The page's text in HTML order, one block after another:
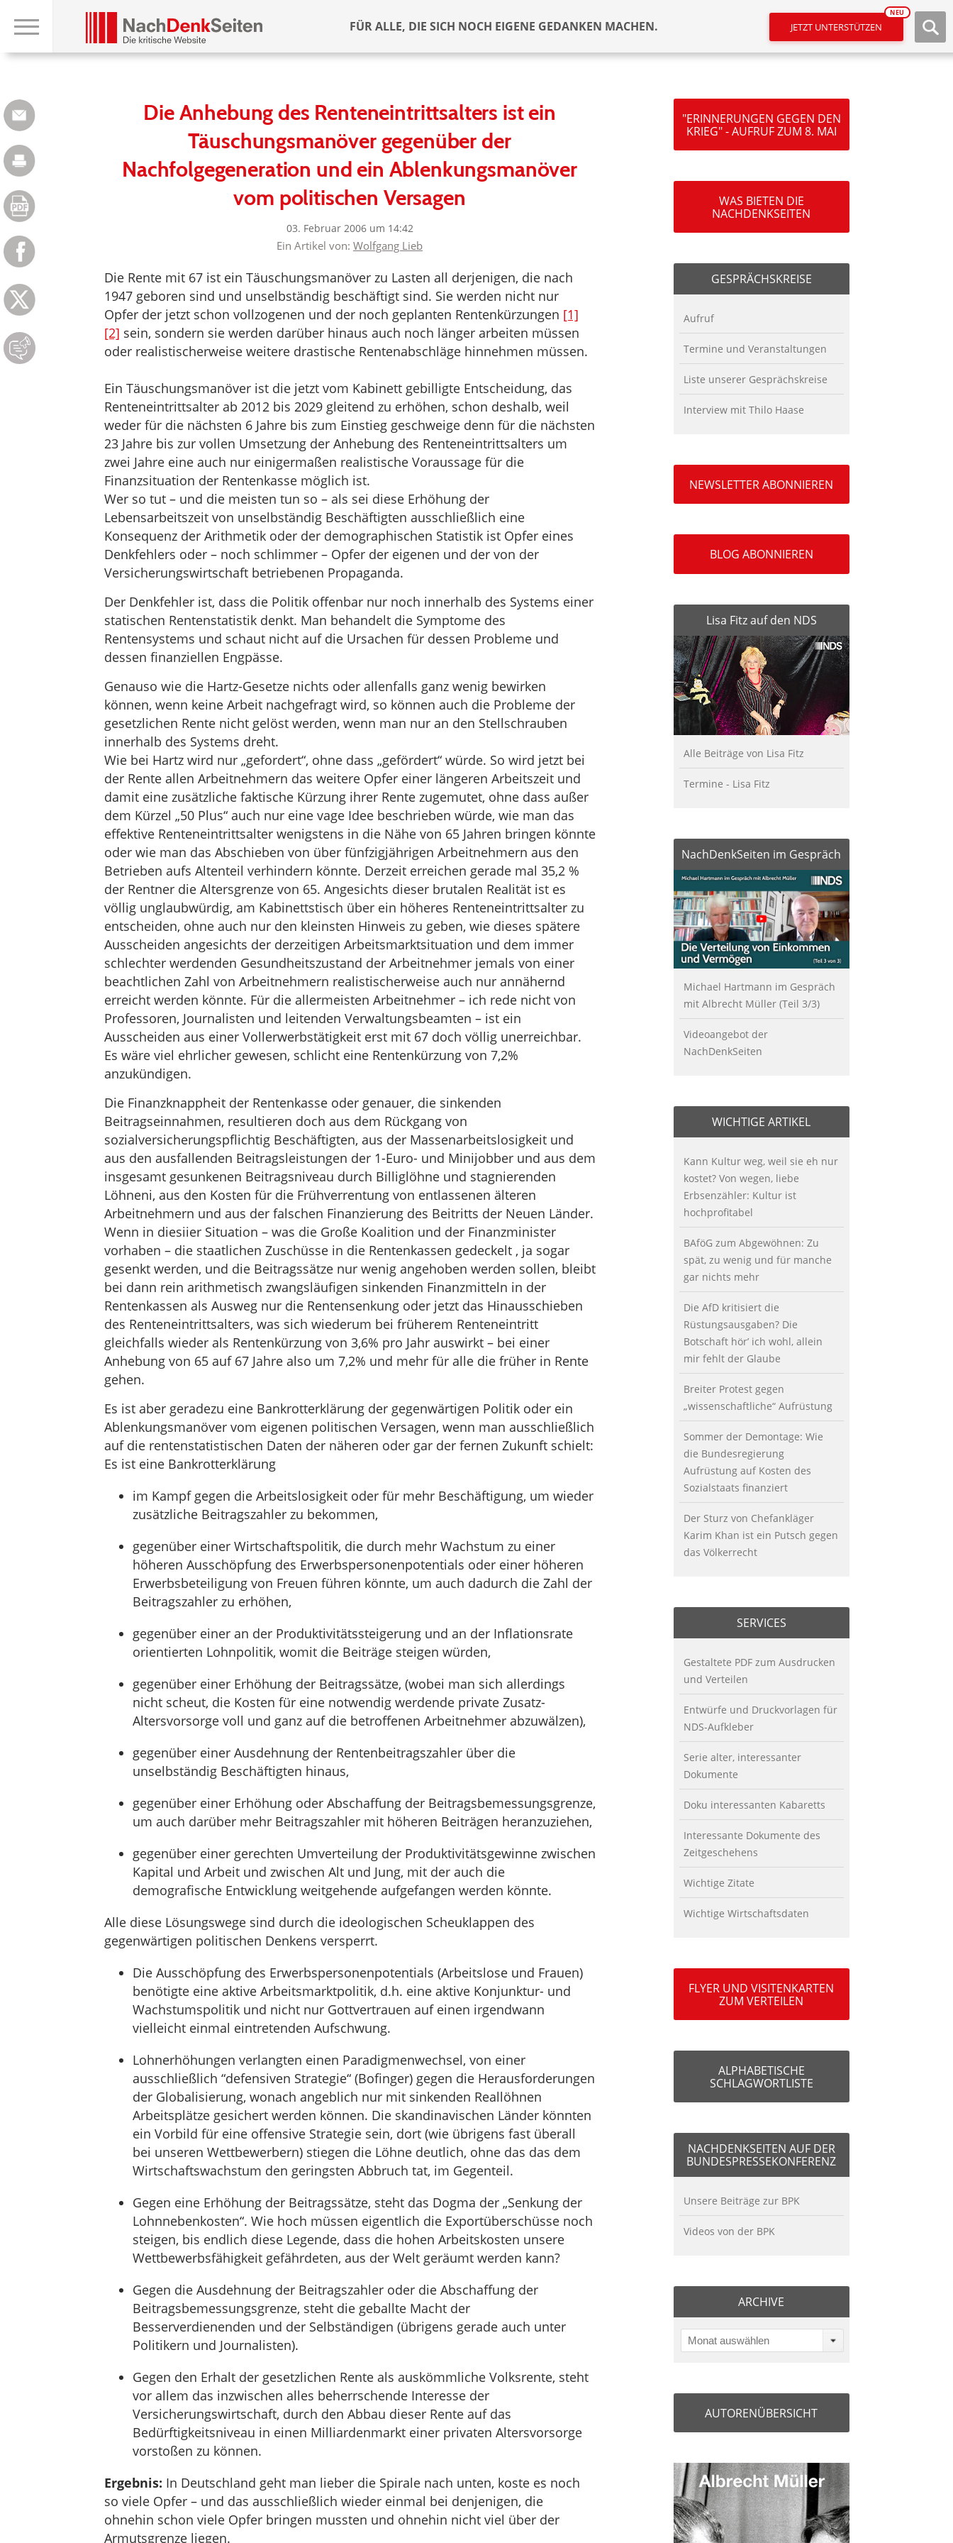
FÜR ALLE, DIE SICH NOCH EIGENE GEDANKEN MACHEN. JETZT UNTERSTÜTZEN
NEU
Die Anhebung des Renteneintrittsalters ist ein
Täuschungsmanöver gegenüber der
Nachfolgegeneration und ein Ablenkungsmanöver
vom politischen Versagen
03. Februar 2006 um 14:42
Ein Artikel von: Wolfgang Lieb
Die Rente mit 67 ist ein Täuschungsmanöver zu Lasten all derjenigen, die nach
1947 geboren sind und unselbständig beschäftigt sind. Sie werden nicht nur
Opfer der jetzt schon vollzogenen und der noch geplanten Rentenkürzungen [1]
[2] sein, sondern sie werden darüber hinaus auch noch länger arbeiten müssen
oder realistischerweise weitere drastische Rentenabschläge hinnehmen müssen.
Ein Täuschungsmanöver ist die jetzt vom Kabinett gebilligte Entscheidung, das
Renteneintrittsalter ab 2012 bis 2029 gleitend zu erhöhen, schon deshalb, weil
weder für die nächsten 6 Jahre bis zum Einstieg geschweige denn für die nächsten
23 Jahre bis zur vollen Umsetzung der Anhebung des Renteneintrittsalters um
zwei Jahre eine auch nur einigermaßen realistische Voraussage für die
Finanzsituation der Rentenkasse möglich ist.
Wer so tut – und die meisten tun so – als sei diese Erhöhung der
Lebensarbeitszeit von unselbständig Beschäftigten ausschließlich eine
Konsequenz der Arithmetik oder der demographischen Statistik ist Opfer eines
Denkfehlers oder – noch schlimmer – Opfer der eigenen und der von der
Versicherungswirtschaft betriebenen Propaganda.
Der Denkfehler ist, dass die Politik offenbar nur noch innerhalb des Systems einer
statischen Rentenstatistik denkt. Man behandelt die Symptome des
Rentensystems und schaut nicht auf die Ursachen für dessen Probleme und
dessen finanziellen Engpässe.
Genauso wie die Hartz-Gesetze nichts oder allenfalls ganz wenig bewirken
können, wenn keine Arbeit nachgefragt wird, so können auch die Probleme der
gesetzlichen Rente nicht gelöst werden, wenn man nur an den Stellschrauben
innerhalb des Systems dreht.
Wie bei Hartz wird nur „gefordert“, ohne dass „gefördert“ würde. So wird jetzt bei
der Rente allen Arbeitnehmern das weitere Opfer einer längeren Arbeitszeit und
damit eine zusätzliche faktische Kürzung ihrer Rente zugemutet, ohne dass außer
dem Kürzel „50 Plus“ auch nur eine vage Idee beschrieben würde, wie man das
effektive Renteneintrittsalter wenigstens in die Nähe von 65 Jahren bringen könnte
oder wie man das Abschieben von über fünfzigjährigen Arbeitnehmern aus den
Betrieben aufs Altenteil verhindern könnte. Derzeit erreichen gerade mal 35,2 %
der Rentner die Altersgrenze von 65. Angesichts dieser brutalen Realität ist es
völlig unglaubwürdig, am Kabinettstisch über ein höheres Renteneintrittsalter zu
entscheiden, ohne auch nur den kleinsten Hinweis zu geben, wie dieses spätere
Ausscheiden angesichts der derzeitigen Arbeitsmarktsituation und dem immer
schlechter werdenden Gesundheitszustand der Arbeitnehmer jemals von einer
beachtlichen Zahl von Arbeitnehmern realistischerweise auch nur annähernd
erreicht werden könnte. Für die allermeisten Arbeitnehmer – ich rede nicht von
Professoren, Journalisten und leitenden Verwaltungsbeamten – ist ein
Ausscheiden aus einer Vollerwerbstätigkeit erst mit 67 doch völlig unerreichbar.
Es wäre viel ehrlicher gewesen, schlicht eine Rentenkürzung von 7,2%
anzukündigen.
Die Finanzknappheit der Rentenkasse oder genauer, die sinkenden
Beitragseinnahmen, resultieren doch aus dem Rückgang von
sozialversicherungspflichtig Beschäftigten, aus der Massenarbeitslosigkeit und
aus den ausfallenden Beitragsleistungen der 1-Euro- und Minijobber und aus dem
insgesamt gesunkenen Beitragsniveau durch Billiglöhne und stagnierenden
Löhneni, aus den Kosten für die Frühverrentung von entlassenen älteren
Arbeitnehmern und aus der falschen Finanzierung des Beitritts der Neuen Länder.
Wenn in diesiier Situation – was die Große Koalition und der Finanzminister
vorhaben – die staatlichen Zuschüsse in die Rentenkassen gedeckelt , ja sogar
gesenkt werden, und die Beitragssätze nur wenig angehoben werden sollen, bleibt
bei dann rein arithmetisch zwangsläufigen sinkenden Finanzmitteln in der
Rentenkassen als Ausweg nur die Rentensenkung oder jetzt das Hinausschieben
des Renteneintrittsalters, was sich wiederum bei früherem Renteneintritt
gleichfalls wieder als Rentenkürzung von 3,6% pro Jahr auswirkt – bei einer
Anhebung von 65 auf 67 Jahre also um 7,2% und mehr für alle die früher in Rente
gehen.
Es ist aber geradezu eine Bankrotterklärung der gegenwärtigen Politik oder ein
Ablenkungsmanöver vom eigenen politischen Versagen, wenn man ausschließlich
auf die rentenstatistischen Daten der näheren oder gar der fernen Zukunft schielt:
Es ist eine Bankrotterklärung
im Kampf gegen die Arbeitslosigkeit oder für mehr Beschäftigung, um wieder
zusätzliche Beitragszahler zu bekommen,
gegenüber einer Wirtschaftspolitik, die durch mehr Wachstum zu einer
höheren Ausschöpfung des Erwerbspersonenpotentials oder einer höheren
Erwerbsbeteiligung von Freuen führen könnte, um auch dadurch die Zahl der
Beitragszahler zu erhöhen,
gegenüber einer an der Produktivitätssteigerung und an der Inflationsrate
orientierten Lohnpolitik, womit die Beiträge steigen würden,
gegenüber einer Erhöhung der Beitragssätze, (wobei man sich allerdings
nicht scheut, die Kosten für eine notwendig werdende private Zusatz-
Altersvorsorge voll und ganz auf die betroffenen Arbeitnehmer abzuwälzen),
gegenüber einer Ausdehnung der Rentenbeitragszahler über die
unselbständig Beschäftigten hinaus,
gegenüber einer Erhöhung oder Abschaffung der Beitragsbemessungsgrenze,
um auch darüber mehr Beitragszahler mit höheren Beiträgen heranzuziehen,
gegenüber einer gerechten Umverteilung der Produktivitätsgewinne zwischen
Kapital und Arbeit und zwischen Alt und Jung, mit der auch die
demografische Entwicklung weitgehende aufgefangen werden könnte.
Alle diese Lösungswege sind durch die ideologischen Scheuklappen des
gegenwärtigen politischen Denkens versperrt.
Die Ausschöpfung des Erwerbspersonenpotentials (Arbeitslose und Frauen)
benötigte eine aktive Arbeitsmarktpolitik, d.h. eine aktive Konjunktur- und
Wachstumspolitik und nicht nur Gottvertrauen auf einen irgendwann
vielleicht einmal eintretenden Aufschwung.
Lohnerhöhungen verlangten einen Paradigmenwechsel, von einer
ausschließlich “defensiven Strategie“ (Bofinger) gegen die Herausforderungen
der Globalisierung, wonach angeblich nur mit sinkenden Reallöhnen
Arbeitsplätze gesichert werden können. Die skandinavischen Länder könnten
ein Vorbild für eine offensive Strategie sein, dort (wie übrigens fast überall
bei unseren Wettbewerbern) stiegen die Löhne deutlich, ohne das das dem
Wirtschaftswachstum den geringsten Abbruch tat, im Gegenteil.
Gegen eine Erhöhung der Beitragssätze, steht das Dogma der „Senkung der
Lohnnebenkosten“. Wie hoch müssen eigentlich die Exportüberschüsse noch
steigen, bis endlich diese Legende, dass die hohen Arbeitskosten unsere
Wettbewerbsfähigkeit gefährdeten, aus der Welt geräumt werden kann?
Gegen die Ausdehnung der Beitragszahler oder die Abschaffung der
Beitragsbemessungsgrenze, steht die geballte Macht der
Besserverdienenden und der Selbständigen (übrigens gerade auch unter
Politikern und Journalisten).
Gegen den Erhalt der gesetzlichen Rente als auskömmliche Volksrente, steht
vor allem das inzwischen alles beherrschende Interesse der
Versicherungswirtschaft, durch den Abbau dieser Rente auf das
Bedürftigkeitsniveau in einen Milliardenmarkt einer privaten Altersvorsorge
vorstoßen zu können.
Ergebnis: In Deutschland geht man lieber die Spirale nach unten, koste es noch
so viele Opfer – und das ausschließlich wieder einmal bei denjenigen, die
ohnehin schon viele Opfer bringen mussten und ohnehin nicht viel über der
Armutsgrenze liegen.
"ERINNERUNGEN GEGEN DEN
KRIEG" - AUFRUF ZUM 8. MAI
WAS BIETEN DIE
NACHDENKSEITEN
GESPRÄCHSKREISE
Aufruf
Termine und Veranstaltungen
Liste unserer Gesprächskreise
Interview mit Thilo Haase
NEWSLETTER ABONNIEREN
BLOG ABONNIEREN
Lisa Fitz auf den NDS
Alle Beiträge von Lisa Fitz
Termine - Lisa Fitz
NachDenkSeiten im Gespräch
Michael Hartmann im Gespräch
mit Albrecht Müller (Teil 3/3)
Videoangebot der
NachDenkSeiten
WICHTIGE ARTIKEL
Kann Kultur weg, weil sie eh nur
kostet? Von wegen, liebe
Erbsenzähler: Kultur ist
hochprofitabel
BAföG zum Abgewöhnen: Zu
spät, zu wenig und für manche
gar nichts mehr
Die AfD kritisiert die
Rüstungsausgaben? Die
Botschaft hör’ ich wohl, allein
mir fehlt der Glaube
Breiter Protest gegen
„wissenschaftliche“ Aufrüstung
Sommer der Demontage: Wie
die Bundesregierung
Aufrüstung auf Kosten des
Sozialstaats finanziert
Der Sturz von Chefankläger
Karim Khan ist ein Putsch gegen
das Völkerrecht
SERVICES
Gestaltete PDF zum Ausdrucken
und Verteilen
Entwürfe und Druckvorlagen für
NDS-Aufkleber
Serie alter, interessanter
Dokumente
Doku interessanten Kabaretts
Interessante Dokumente des
Zeitgeschehens
Wichtige Zitate
Wichtige Wirtschaftsdaten
FLYER UND VISITENKARTEN
ZUM VERTEILEN
ALPHABETISCHE
SCHLAGWORTLISTE
NACHDENKSEITEN AUF DER
BUNDESPRESSEKONFERENZ
Unsere Beiträge zur BPK
Videos von der BPK
ARCHIVE
Monat auswählen
AUTORENÜBERSICHT